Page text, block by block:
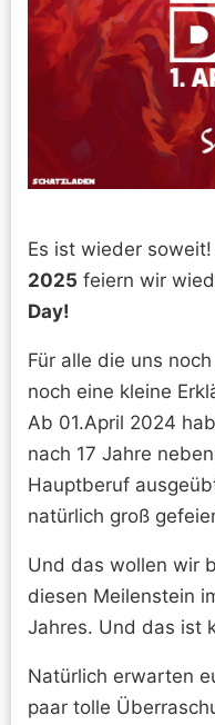
Es ist wieder
2025 feiern wir
Day!
Für alle die uns
noch eine kleine
Ab 01.April 2024
nach 17 Jahre
Hauptberuf
natürlich groß
Und das wollen wir
diesen Meilenstein
Jahres. Und das ist
Natürlich erwarten
paar tolle